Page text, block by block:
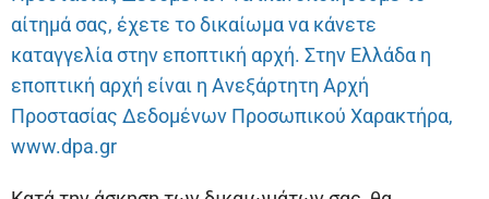
αίτημά σας, έχετε το δικαίωμα να κάνετε
καταγγελία στην εποπτική αρχή. Στην Ελλάδα η
εποπτική αρχή είναι η Ανεξάρτητη Αρχή
Προστασίας Δεδομένων Προσωπικού Χαρακτήρα,
www.dpa.gr